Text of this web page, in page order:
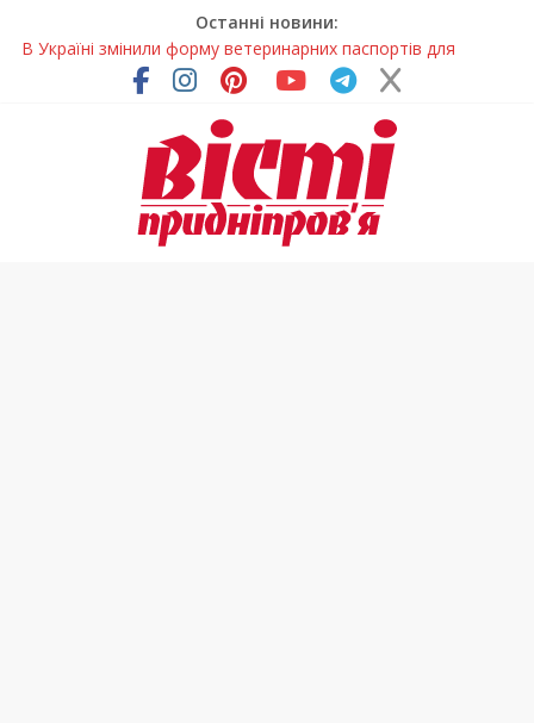
Останні новини:
В Україні змінили форму ветеринарних паспортів для
домашніх тварин
На Дніпропетровщині до суду передали резонансну справу
У Дніпропетровській області розпочалася осіння міграція
На Дніпропетровщині вводять сезонну заборону на вилов
Трав’яний чай вранці: чому його обирають замість кави